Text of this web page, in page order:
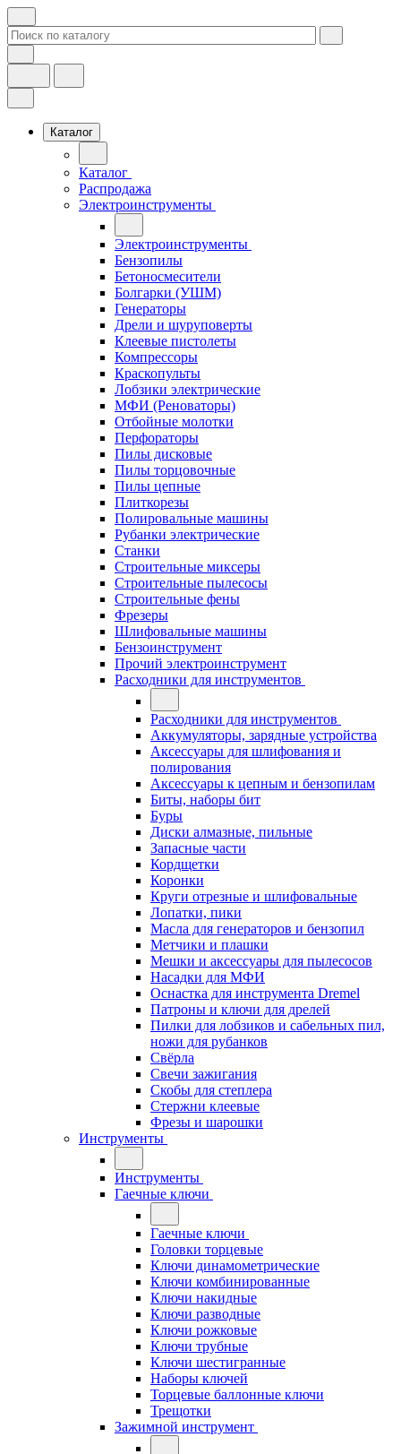
Каталог
Каталог
Распродажа
Электроинструменты
Электроинструменты
Бензопилы
Бетоносмесители
Болгарки (УШМ)
Генераторы
Дрели и шуруповерты
Клеевые пистолеты
Компрессоры
Краскопульты
Лобзики электрические
МФИ (Реноваторы)
Отбойные молотки
Перфораторы
Пилы дисковые
Пилы торцовочные
Пилы цепные
Плиткорезы
Полировальные машины
Рубанки электрические
Станки
Строительные миксеры
Строительные пылесосы
Строительные фены
Фрезеры
Шлифовальные машины
Бензоинструмент
Прочий электроинструмент
Расходники для инструментов
Расходники для инструментов
Аккумуляторы, зарядные устройства
Аксессуары для шлифования и
полирования
Аксессуары к цепным и бензопилам
Биты, наборы бит
Буры
Диски алмазные, пильные
Запасные части
Кордщетки
Коронки
Круги отрезные и шлифовальные
Лопатки, пики
Масла для генераторов и бензопил
Метчики и плашки
Мешки и аксессуары для пылесосов
Насадки для МФИ
Оснастка для инструмента Dremel
Патроны и ключи для дрелей
Пилки для лобзиков и сабельных пил,
ножи для рубанков
Свёрла
Свечи зажигания
Скобы для степлера
Стержни клеевые
Фрезы и шарошки
Инструменты
Инструменты
Гаечные ключи
Гаечные ключи
Головки торцевые
Ключи динамометрические
Ключи комбинированные
Ключи накидные
Ключи разводные
Ключи рожковые
Ключи трубные
Ключи шестигранные
Наборы ключей
Торцевые баллонные ключи
Трещотки
Зажимной инструмент